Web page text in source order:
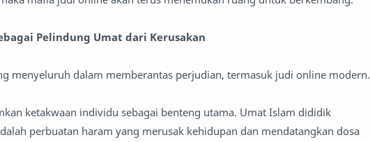
Pelindung Umat dari Kerusakan
menyeluruh dalam memberantas perjudian, termasuk judi online modern.
ketakwaan individu sebagai benteng utama. Umat Islam dididik
perbuatan haram yang merusak kehidupan dan mendatangkan dosa